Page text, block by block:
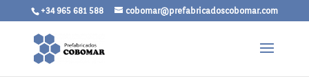
+34 965 681 588 cobomar@prefabricadoscobomar.com